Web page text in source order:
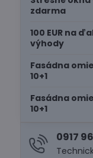
zdarma
100 EUR na
výhody
Fasádna
10+1
Fasádna
10+1
0917